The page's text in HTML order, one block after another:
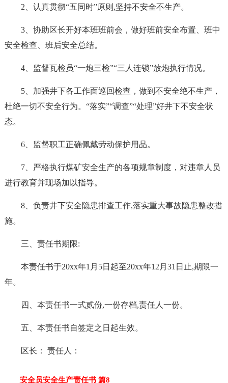
2、认真贯彻“五同时”原则,坚持不安全不生产。
3、协助区长开好本班班前会，做好班前安全布置、班中
安全检查、班后安全总结。
4、监督瓦检员“一炮三检”“三人连锁”放炮执行情况。
5、加强井下各工作面巡回检查，做到不安全绝不生产，
杜绝一切不安全行为。“落实”“调查”“处理”好井下不安全状
态。
6、监督职工正确佩戴劳动保护用品。
7、严格执行煤矿安全生产的各项规章制度，对违章人员
进行教育并现场加以指导。
8、负责井下安全隐患排查工作,落实重大事故隐患整改措
施。
三、责任书期限:
本责任书于20xx年1月5日起至20xx年12月31日止,期限一
年。
四、本责任书一式贰份,一份存档,责任人一份。
五、本责任书自签定之日起生效。
区长： 责任人：
安全员安全生产责任书 篇8